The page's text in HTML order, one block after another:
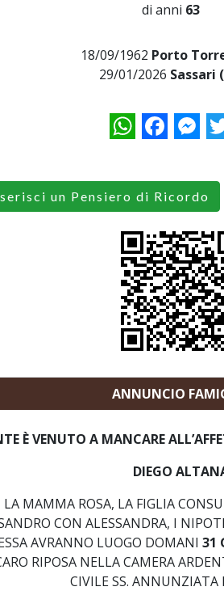
di anni 63
18/09/1962 Porto
29/01/2026 Sassari
WhatsAppFacebook
un Pensiero di Ricordo
ANNUNCIO
È VENUTO A MANCARE
DIEGO
MAMMA ROSA, LA FIGLIA
CON ALESSANDRA, I
AVRANNO LUOGO DOMANI 31
RIPOSA NELLA CAMERA
CIVILE SS. ANNUNZIATA